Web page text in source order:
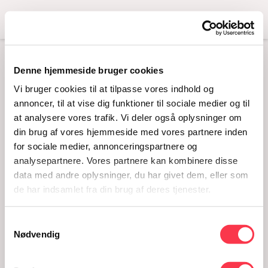
Denne hjemmeside bruger cookies
Vi bruger cookies til at tilpasse vores indhold og
annoncer, til at vise dig funktioner til sociale medier og til
at analysere vores trafik. Vi deler også oplysninger om
din brug af vores hjemmeside med vores partnere inden
for sociale medier, annonceringspartnere og
analysepartnere. Vores partnere kan kombinere disse
data med andre oplysninger, du har givet dem, eller som
de har indsamlet fra din brug af deres tjenester.
Nødvendig
Menu
FORTÆLLINGEN OM
DEN LYKKELIGE
MOR ER I OPBRUD
10.09.2020